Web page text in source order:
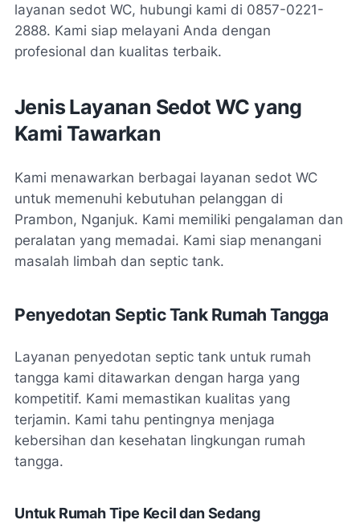
layanan sedot WC, hubungi kami di 0857-0221-
2888. Kami siap melayani Anda dengan
profesional dan kualitas terbaik.
Jenis Layanan Sedot WC yang
Kami Tawarkan
Kami menawarkan berbagai layanan sedot WC
untuk memenuhi kebutuhan pelanggan di
Prambon, Nganjuk. Kami memiliki pengalaman dan
peralatan yang memadai. Kami siap menangani
masalah limbah dan septic tank.
Penyedotan Septic Tank Rumah Tangga
Layanan penyedotan septic tank untuk rumah
tangga kami ditawarkan dengan harga yang
kompetitif. Kami memastikan kualitas yang
terjamin. Kami tahu pentingnya menjaga
kebersihan dan kesehatan lingkungan rumah
tangga.
Untuk Rumah Tipe Kecil dan Sedang